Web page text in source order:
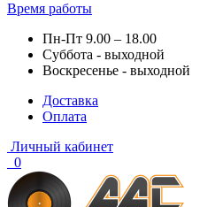
Время работы
Пн-Пт 9.00 – 18.00
Суббота - выходной
Воскресенье - выходной
Доставка
Оплата
Личный кабинет
0